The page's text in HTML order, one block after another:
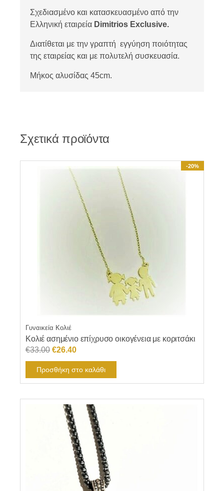
Σχεδιασμένο και κατασκευασμένο από την
Ελληνική εταιρεία Dimitrios Exclusive.
Διατίθεται με την γραπτή εγγύηση ποιότητας
της εταιρείας και με πολυτελή συσκευασία.
Μήκος αλυσίδας 45cm.
Σχετικά προϊόντα
-20%
Γυναικεία Κολιέ
Κολιέ ασημένιο επίχρυσο οικογένεια με κοριτσάκι
€33.00 Original
price
was:
€33.00.
€26.40Η
τρέχουσα
τιμή
είναι:
€26.40.
Προσθήκη στο καλάθι